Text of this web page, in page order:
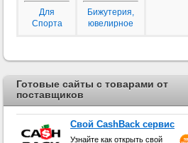
Для
Спорта
Бижутерия,
ювелирное
Готовые сайты с товарами от
поставщиков
Свой CashBack сервис
Узнайте как открыть свой